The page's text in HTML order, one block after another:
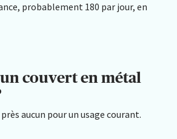
probablement 180 par jour, en
couvert en métal
près aucun pour un usage courant.